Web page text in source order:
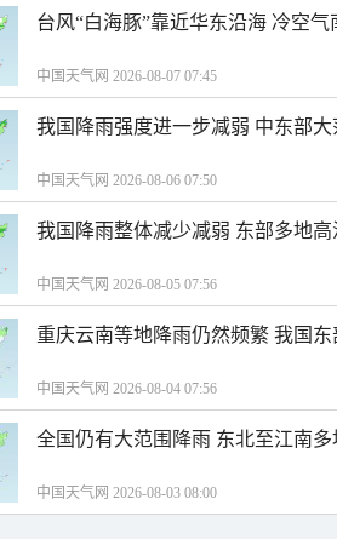
台风“白海豚”靠近华东沿海 冷空
中国天气网 2026-08-07 07:45
我国降雨强度进一步减弱 中东部
中国天气网 2026-08-06 07:50
我国降雨整体减少减弱 东部多地
中国天气网 2026-08-05 07:56
重庆云南等地降雨仍然频繁 我国
中国天气网 2026-08-04 07:56
全国仍有大范围降雨 东北至江南
中国天气网 2026-08-03 08:00